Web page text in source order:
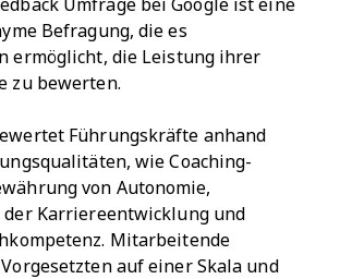
Umfrage bei Google ist eine
Befragung, die es
ermöglicht, die Leistung ihrer
zu bewerten.
Führungskräfte anhand
wie Coaching-
von Autonomie,
Karriereentwicklung und
Mitarbeitende
auf einer Skala und